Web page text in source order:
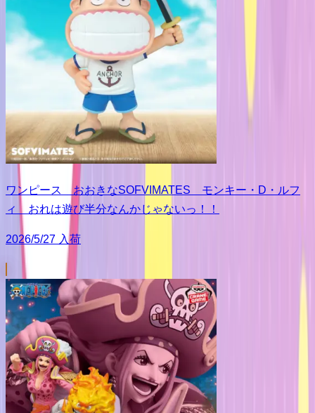
ワンピース おおきなSOFVIMATES モンキー・D・ルフ
ィ おれは遊び半分なんかじゃないっ！！
2026/5/27 入荷